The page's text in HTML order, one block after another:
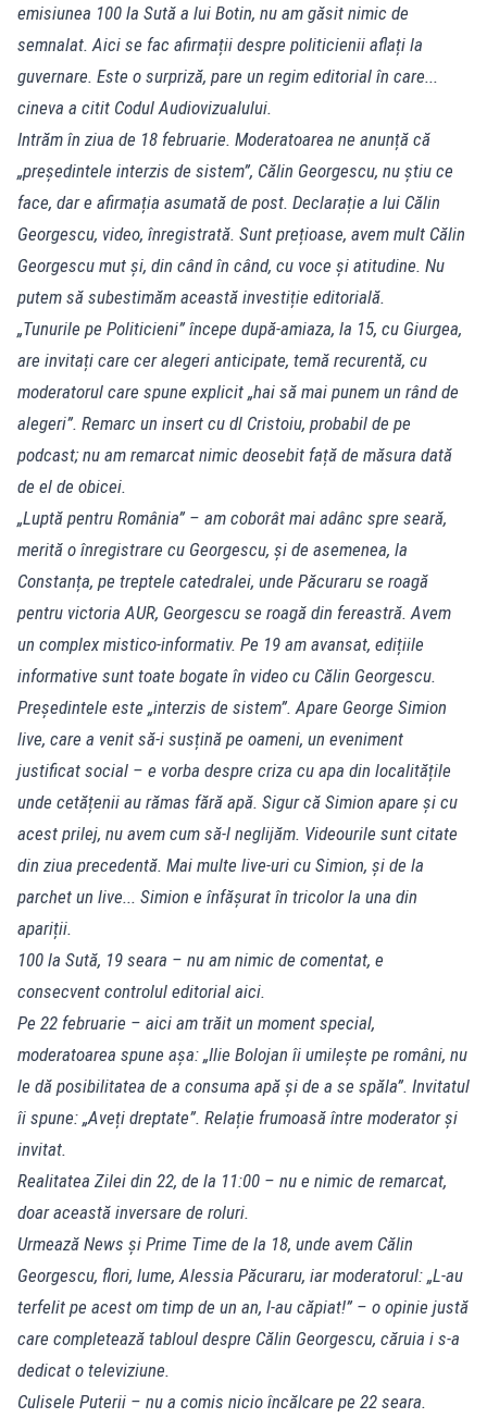
emisiunea 100 la Sută a lui Botin, nu am găsit nimic de
semnalat. Aici se fac afirmații despre politicienii aflați la
guvernare. Este o surpriză, pare un regim editorial în care...
cineva a citit Codul Audiovizualului.
Intrăm în ziua de 18 februarie. Moderatoarea ne anunță că
„președintele interzis de sistem”, Călin Georgescu, nu știu ce
face, dar e afirmația asumată de post. Declarație a lui Călin
Georgescu, video, înregistrată. Sunt prețioase, avem mult Călin
Georgescu mut și, din când în când, cu voce și atitudine. Nu
putem să subestimăm această investiție editorială.
„Tunurile pe Politicieni” începe după-amiaza, la 15, cu Giurgea,
are invitați care cer alegeri anticipate, temă recurentă, cu
moderatorul care spune explicit „hai să mai punem un rând de
alegeri”. Remarc un insert cu dl Cristoiu, probabil de pe
podcast; nu am remarcat nimic deosebit față de măsura dată
de el de obicei.
„Luptă pentru România” – am coborât mai adânc spre seară,
merită o înregistrare cu Georgescu, și de asemenea, la
Constanța, pe treptele catedralei, unde Păcuraru se roagă
pentru victoria AUR, Georgescu se roagă din fereastră. Avem
un complex mistico-informativ. Pe 19 am avansat, edițiile
informative sunt toate bogate în video cu Călin Georgescu.
Președintele este „interzis de sistem”. Apare George Simion
live, care a venit să-i susțină pe oameni, un eveniment
justificat social – e vorba despre criza cu apa din localitățile
unde cetățenii au rămas fără apă. Sigur că Simion apare și cu
acest prilej, nu avem cum să-l neglijăm. Videourile sunt citate
din ziua precedentă. Mai multe live-uri cu Simion, și de la
parchet un live... Simion e înfășurat în tricolor la una din
apariții.
100 la Sută, 19 seara – nu am nimic de comentat, e
consecvent controlul editorial aici.
Pe 22 februarie – aici am trăit un moment special,
moderatoarea spune așa: „Ilie Bolojan îi umilește pe români, nu
le dă posibilitatea de a consuma apă și de a se spăla”. Invitatul
îi spune: „Aveți dreptate”. Relație frumoasă între moderator și
invitat.
Realitatea Zilei din 22, de la 11:00 – nu e nimic de remarcat,
doar această inversare de roluri.
Urmează News și Prime Time de la 18, unde avem Călin
Georgescu, flori, lume, Alessia Păcuraru, iar moderatorul: „L-au
terfelit pe acest om timp de un an, l-au căpiat!” – o opinie justă
care completează tabloul despre Călin Georgescu, căruia i s-a
dedicat o televiziune.
Culisele Puterii – nu a comis nicio încălcare pe 22 seara.